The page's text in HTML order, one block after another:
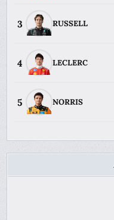
3 RUSSELL
4 LECLERC
5 NORRIS